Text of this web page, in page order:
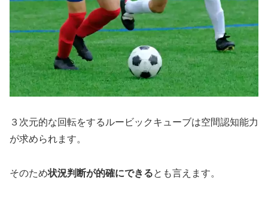
３次元的な回転をするルービックキューブは空間認知能力
が求められます。
そのため状況判断が的確にできるとも言えます。